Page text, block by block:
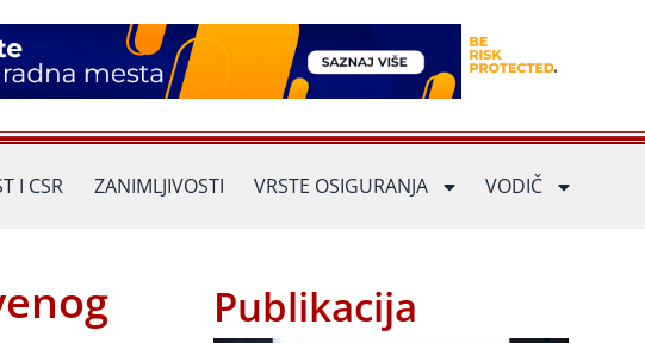
I CSR ZANIMLJIVOSTI VRSTE OSIGURANJA VODIČ
Publikacija